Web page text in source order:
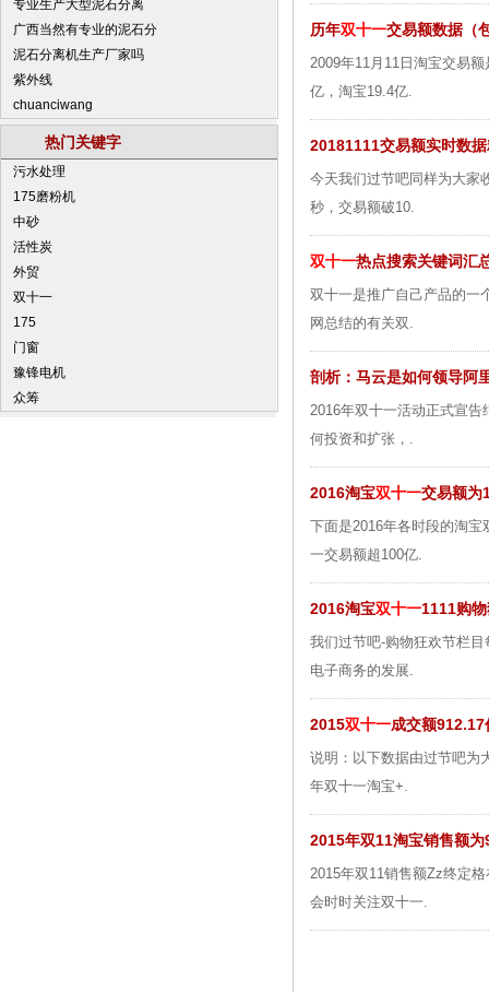
专业生产大型泥石分离
广西当然有专业的泥石分
泥石分离机生产厂家吗
紫外线
chuanciwang
热门关键字
污水处理
175磨粉机
中砂
活性炭
外贸
双十一
175
门窗
豫锋电机
众筹
历年双十一交易额数据（
2009年11月11日淘宝交易
亿，淘宝19.4亿.
20181111交易额实时数
今天我们过节吧同样为大家
秒，交易额破10.
双十一热点搜索关键词汇
双十一是推广自己产品的一
网总结的有关双.
剖析：马云是如何领导阿
2016年双十一活动正式宣
何投资和扩张，.
2016淘宝双十一交易额为
下面是2016年各时段的淘宝
一交易额超100亿.
2016淘宝双十一1111购
我们过节吧-购物狂欢节栏
电子商务的发展.
2015双十一成交额
说明：以下数据由过节吧为
年双十一淘宝+.
2015年双11淘宝销售额
2015年双11销售额Zz终定
会时时关注双十一.